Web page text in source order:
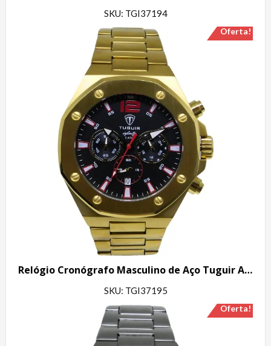
SKU: TGI37194
Oferta!
Relógio Cronógrafo Masculino de Aço Tuguir Analógico Infinity GCS-1271 Dourado e Preto
SKU: TGI37195
Oferta!